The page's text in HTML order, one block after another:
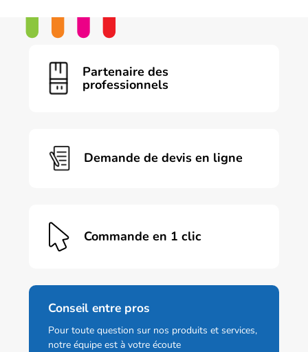
Partenaire des
professionnels
Demande de devis en ligne
Commande en 1 clic
Conseil entre pros
Pour toute question sur nos produits et services,
notre équipe est à votre écoute